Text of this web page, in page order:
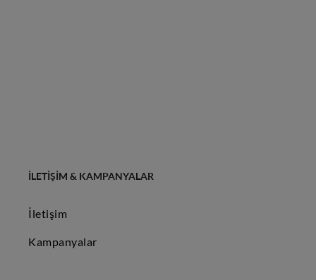
İLETIŞIM & KAMPANYALAR
İletişim
Kampanyalar